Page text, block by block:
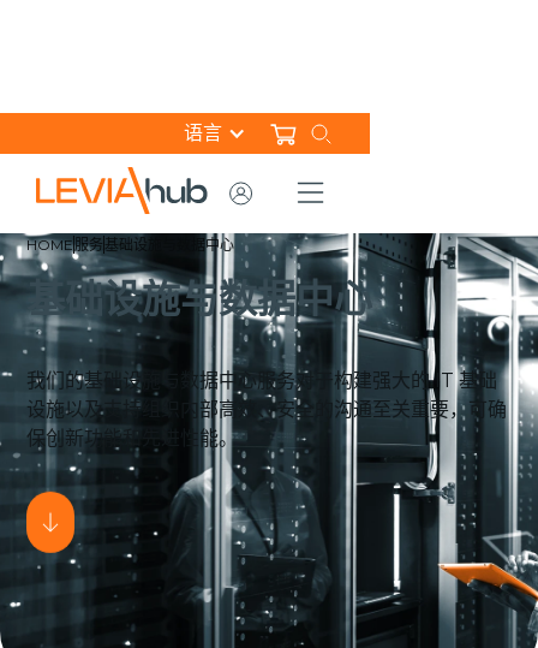
语言
HOME服务 基础设施与数据中心
基础设施与数据中心
我们的基础设施与数据中心服务对于构建强大的 IT 基础
设施以及支持组织内部高效、安全的沟通至关重要，可确
保创新功能和先进性能。